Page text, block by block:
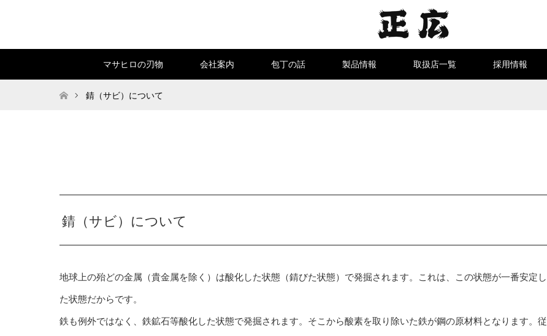
マサヒロの刃物 会社案内 包丁の話 製品情報 取扱店一覧 採用情報
ホーム錆（サビ）について
錆（サビ）について
地球上の殆どの金属（貴金属を除く）は酸化した状態（錆びた状態）で発掘されます。これは、この状態が一番安定し
た状態だからです。
鉄も例外ではなく、鉄鉱石等酸化した状態で発掘されます。そこから酸素を取り除いた鉄が鋼の原材料となります。従